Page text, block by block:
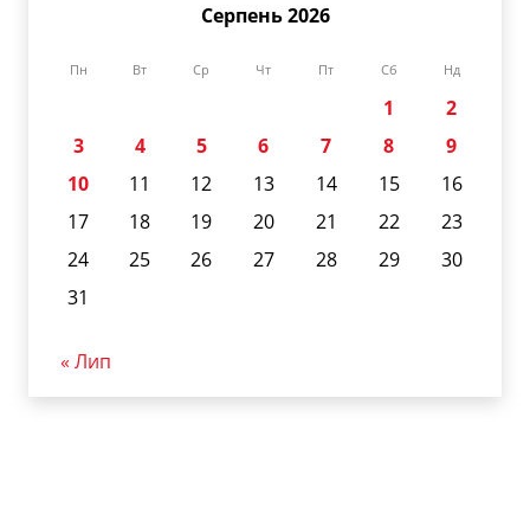
Серпень 2026
Пн Вт Ср Чт Пт Сб Нд
1
2
3
4 5 6 7 8
9
10
11 12 13 14 15
16
17
18 19 20 21 22
23
24
25 26 27 28 29
30
31
« Лип